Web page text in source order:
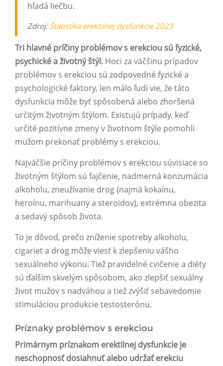
hľadá liečbu.
Zdroj: Štatistika erektilnej dysfunkcie 2023
Tri hlavné príčiny problémov s erekciou sú fyzické,
psychické a životný štýl. Hoci za väčšinu prípadov
problémov s erekciou sú zodpovedné fyzické a
psychologické faktory, len málo ľudí vie, že táto
dysfunkcia môže byť spôsobená alebo zhoršená
určitým životným štýlom. Existujú prípady, keď
určité pozitívne zmeny v životnom štýle pomohli
mužom prekonať problémy s erekciou.
Najväčšie príčiny problémov s erekciou súvisiace so
životným štýlom sú fajčenie, nadmerná konzumácia
alkoholu, zneužívanie drog (najmä kokaínu,
heroínu, marihuany a steroidov), extrémna obezita
a sedavý spôsob života.
To je dôvod, prečo zníženie spotreby alkoholu,
cigariet a drog môže viesť k zlepšeniu vášho
sexuálneho výkonu. Tiež pravidelné cvičenie a diéty
sú ďalším skvelým spôsobom, ako zlepšiť sexuálny
život mužov s nadváhou a tiež zvýšiť sebavedomie
stimuláciou produkcie testosterónu.
Príznaky problémov s erekciou
Primárnym príznakom erektilnej dysfunkcie je
neschopnosť dosiahnuť alebo udržať erekciu